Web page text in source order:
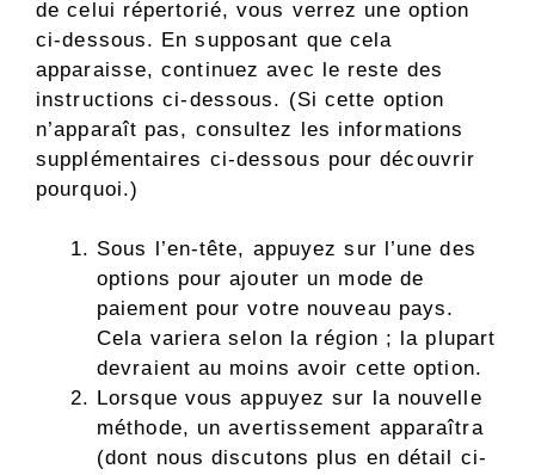
de celui répertorié, vous verrez une option
ci-dessous. En supposant que cela
apparaisse, continuez avec le reste des
instructions ci-dessous. (Si cette option
n’apparaît pas, consultez les informations
supplémentaires ci-dessous pour découvrir
pourquoi.)
Sous l’en-tête, appuyez sur l’une des
options pour ajouter un mode de
paiement pour votre nouveau pays.
Cela variera selon la région ; la plupart
devraient au moins avoir cette option.
Lorsque vous appuyez sur la nouvelle
méthode, un avertissement apparaîtra
(dont nous discutons plus en détail ci-